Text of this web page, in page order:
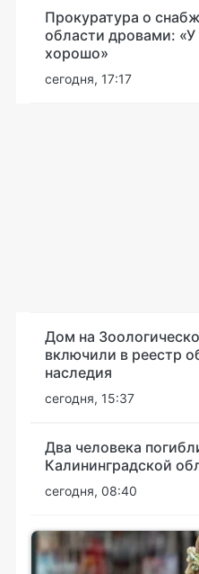
Прокуратура о
области дровами: «У
хорошо»
сегодня, 17:17
Дом на
включили в реестр
наследия
сегодня, 15:37
Два человека
Калининградской
сегодня, 08:40